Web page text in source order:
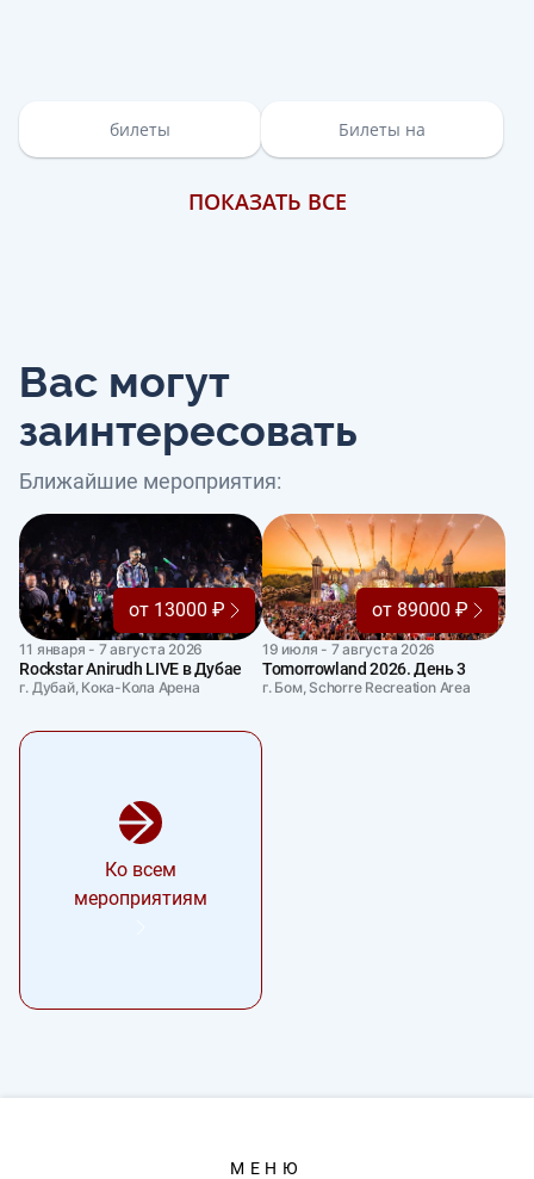
билеты Билеты на
ПОКАЗАТЬ ВСЕ
Вас могут
заинтересовать
Ближайшие мероприятия:
от 13000 ₽
11 января - 7 августа 2026
Rockstar Anirudh LIVE в Дубае
г. Дубай, Кока-Кола Арена
от 89000 ₽
19 июля - 7 августа 2026
Tomorrowland 2026. День 3
г. Бом, Schorre Recreation Area
Ко всем
мероприятиям
МЕНЮ